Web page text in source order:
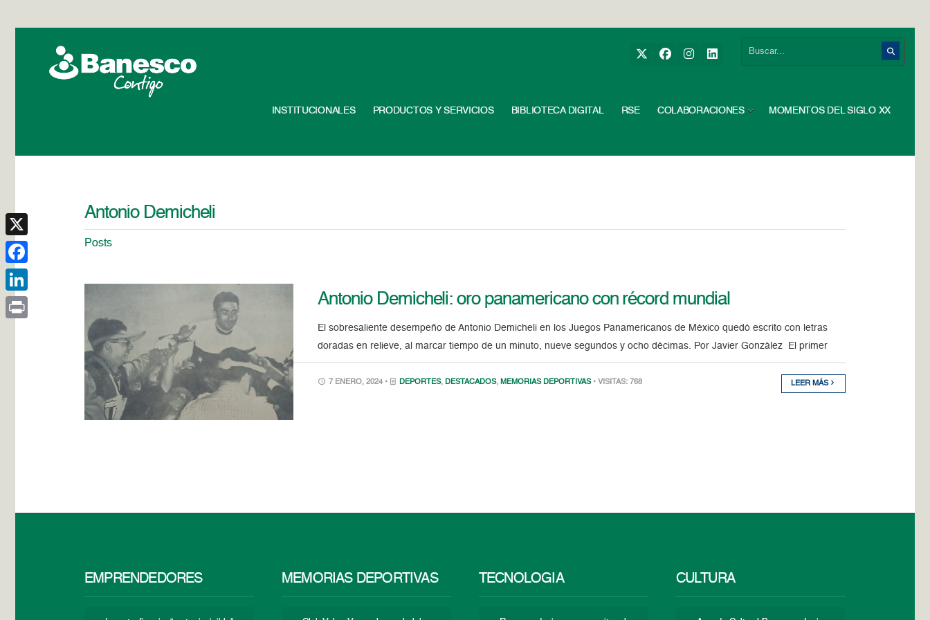
INSTITUCIONALES PRODUCTOS Y SERVICIOS BIBLIOTECA DIGITAL RSE COLABORACIONES MOMENTOS DEL SIGLO XX
Antonio Demicheli
Posts
Antonio Demicheli: oro panamericano con récord mundial
El sobresaliente desempeño de Antonio Demicheli en los Juegos Panamericanos de México quedó escrito con letras
doradas en relieve, al marcar tiempo de un minuto, nueve segundos y ocho décimas. Por Javier González El primer
7 ENERO, 2024 • DEPORTES, DESTACADOS, MEMORIAS DEPORTIVAS • VISITAS: 768 LEER MÁS
EMPRENDEDORES MEMORIAS DEPORTIVAS TECNOLOGÍA CULTURA
X
Facebook
LinkedIn